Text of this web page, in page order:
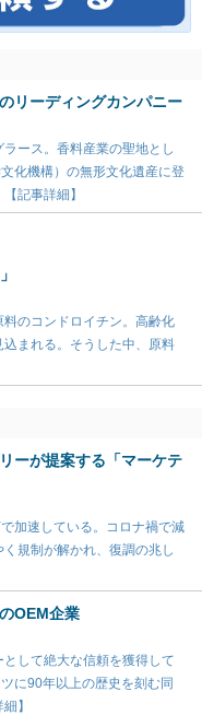
リーディングカンパニー
ース。香料産業の聖地とし
化機構）の無形文化遺産に登
記事詳細】
のコンドロイチン。高齢化
まれる。そうした中、原料
ーが提案する「マーケテ
加速している。コロナ禍で減
規制が解かれ、復調の兆し
OEM企業
して絶大な信頼を獲得して
に90年以上の歴史を刻む同
】